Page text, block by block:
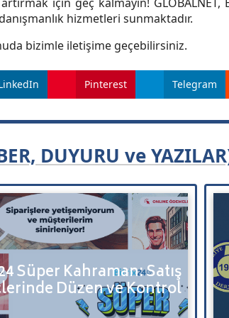
hizmetleri sunmaktadır.
bizimle iletişime geçebilirsiniz.
Pinterest Telegram
DUYURU ve
Süper Kahraman: Satış
Düzen ve Kontrol